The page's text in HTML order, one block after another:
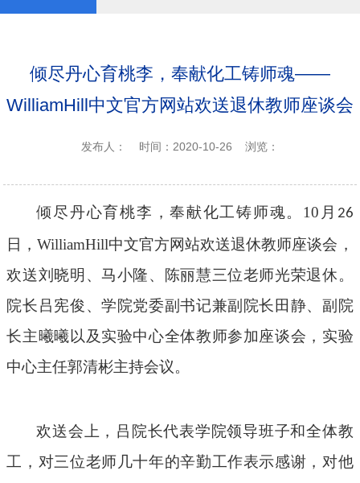
倾尽丹心育桃李，奉献化工铸师魂——
WilliamHill中文官方网站欢送退休教师座谈会
发布人： 时间：2020-10-26 浏览：
倾尽丹心育桃李，奉献化工铸师魂。 10 月 26
日，WilliamHill中文官方网站欢送退休教师座谈会，
欢送刘晓明、马小隆、陈丽慧三位老师光荣退休。
院长吕宪俊、学院党委副书记兼副院长田静、副院
长主曦曦以及实验中心全体教师参加座谈会，实验
中心主任郭清彬主持会议。
欢送会上，吕院长代表学院领导班子和全体教
工，对三位老师几十年的辛勤工作表示感谢，对他